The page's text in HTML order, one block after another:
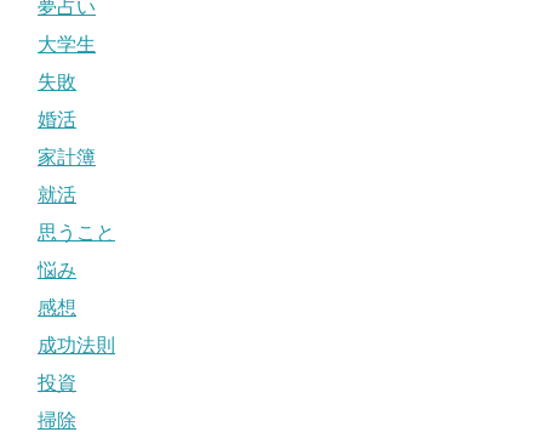
夢占い
大学生
失敗
婚活
家計簿
就活
思うこと
悩み
感想
成功法則
投資
掃除